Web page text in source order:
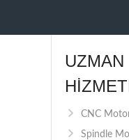
CNC Motor
Spindle